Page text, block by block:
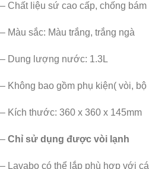
– Chất liệu sứ cao cấp, chống bám
– Màu sắc: Màu trắng, trắng ngà
– Dung lượng nước: 1.3L
– Không bao gồm phụ kiện( vòi,
– Kích thước: 360 x 360 x 145mm
– Chỉ sử dụng được vòi lạnh
– Lavabo có thể lắp phù hợp với